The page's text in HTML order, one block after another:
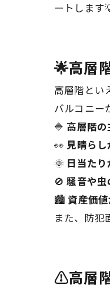
ートします
🌟高層
高層階とい
バルコニー
🔷 高層階
👀見晴ら
🌞 日当た
🚫騒音や
🏙️ 資産価
また、防犯
⚠️高層